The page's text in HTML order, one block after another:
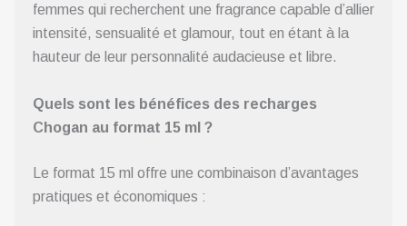
femmes qui recherchent une fragrance capable d’allier
intensité, sensualité et glamour, tout en étant à la
hauteur de leur personnalité audacieuse et libre.
Quels sont les bénéfices des recharges
Chogan au format 15 ml ?
Le format 15 ml offre une combinaison d’avantages
pratiques et économiques :